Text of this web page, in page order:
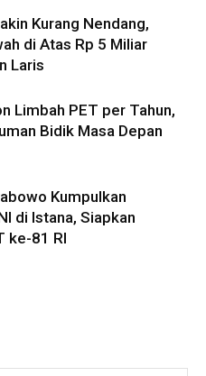
Kurang Nendang,
di Atas Rp 5 Miliar
Laris
Limbah PET per Tahun,
Bidik Masa Depan
Kumpulkan
di Istana, Siapkan
ke-81 RI